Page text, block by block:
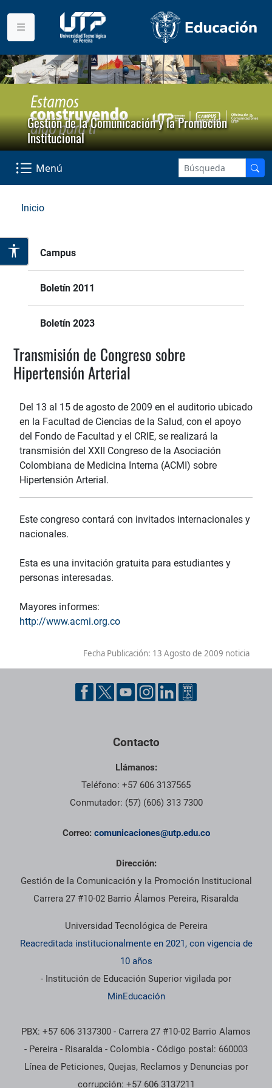
Gestión de la Comunicación y la Promoción
Institucional
Menú
Inicio
Campus
Boletín 2011
Boletín 2023
Transmisión de Congreso sobre
Hipertensión Arterial
Del 13 al 15 de agosto de 2009 en el auditorio ubicado
en la Facultad de Ciencias de la Salud, con el apoyo
del Fondo de Facultad y el CRIE, se realizará la
transmisión del XXII Congreso de la Asociación
Colombiana de Medicina Interna (ACMI) sobre
Hipertensión Arterial.
Este congreso contará con invitados internacionales y
nacionales.
Esta es una invitación gratuita para estudiantes y
personas interesadas.
Mayores informes:
http://www.acmi.org.co
Fecha Publicación: 13 Agosto de 2009 noticia
Contacto
Llámanos:
Teléfono: +57 606 3137565
Conmutador: (57) (606) 313 7300
Correo: comunicaciones@utp.edu.co
Dirección:
Gestión de la Comunicación y la Promoción Institucional
Carrera 27 #10-02 Barrio Álamos Pereira, Risaralda
Universidad Tecnológica de Pereira
Reacreditada institucionalmente en 2021, con vigencia de
10 años
- Institución de Educación Superior vigilada por
MinEducación
PBX: +57 606 3137300 - Carrera 27 #10-02 Barrio Alamos
- Pereira - Risaralda - Colombia - Código postal: 660003
Línea de Peticiones, Quejas, Reclamos y Denuncias por
corrupción: +57 606 3137211